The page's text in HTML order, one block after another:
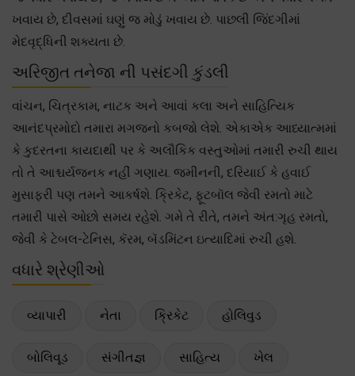
ખવાય છે, દીવસમાં ઘણું જ મોડું ખવાય છે. પાછલી જિંદગીમાં
મેદવૃદ્ધિની શક્યતા છે.
અરિજીત તનેજા ની પસંદગી કુંડલી
વાંચન, ચિત્રકામ, નાટક અને આવાં કલા અને સાહિત્યિક
આનંદપ્રમોદો તમારા મગજનો કબજો લેશે. એકાએક આધ્યાત્મમાં
કે કુદરતના કાયદાથી પર કે અલૌકિક વસ્તુઓમાં તમારી રુચી થાય
તો તે આશ્ચર્યજનક નહીં ગણાય. જમીનની, દરિયાઈ કે હવાઈ
મુસાફરી પણ તમને આકર્ષશે. ક્રિકેટ, ફૂટબૉલ જેવી રમતો માટે
તમારી પાસે ઓછો સમય રહેશે. ગમે તે રીતે, તમને અંત:ગૃહ રમતો,
જેવી કે ટેબલ-ટેનિસ, કૅરમ, બૅડમિંટન ઇત્યાદિમાં રુચી હશે.
વધારે શ્રેણીઓ
વ્યાપારી નેતા ક્રિકેટ હોલિવુડ
બોલિવૂડ સંગીતજ્ઞ સાહિત્ય ખેલ